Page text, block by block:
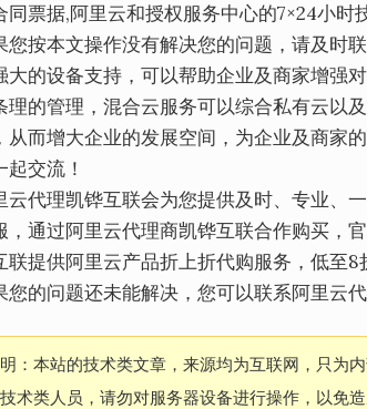
同票据,阿里云和授权服务中心的7×24小时
您按本文操作没有解决您的问题，请及时
大的设备支持，可以帮助企业及商家增强
理的管理，混合云服务可以综合私有云以
从而增大企业的发展空间，为企业及商家
起交流！
云代理凯铧互联会为您提供及时、专业、
，通过阿里云代理商凯铧互联合作购买，
联提供阿里云产品折上折代购服务，低至8
您的问题还未能解决，您可以联系阿里云
：本站的技术类文章，来源均为互联网，只为
术类人员，请勿对服务器设备进行操作，以免